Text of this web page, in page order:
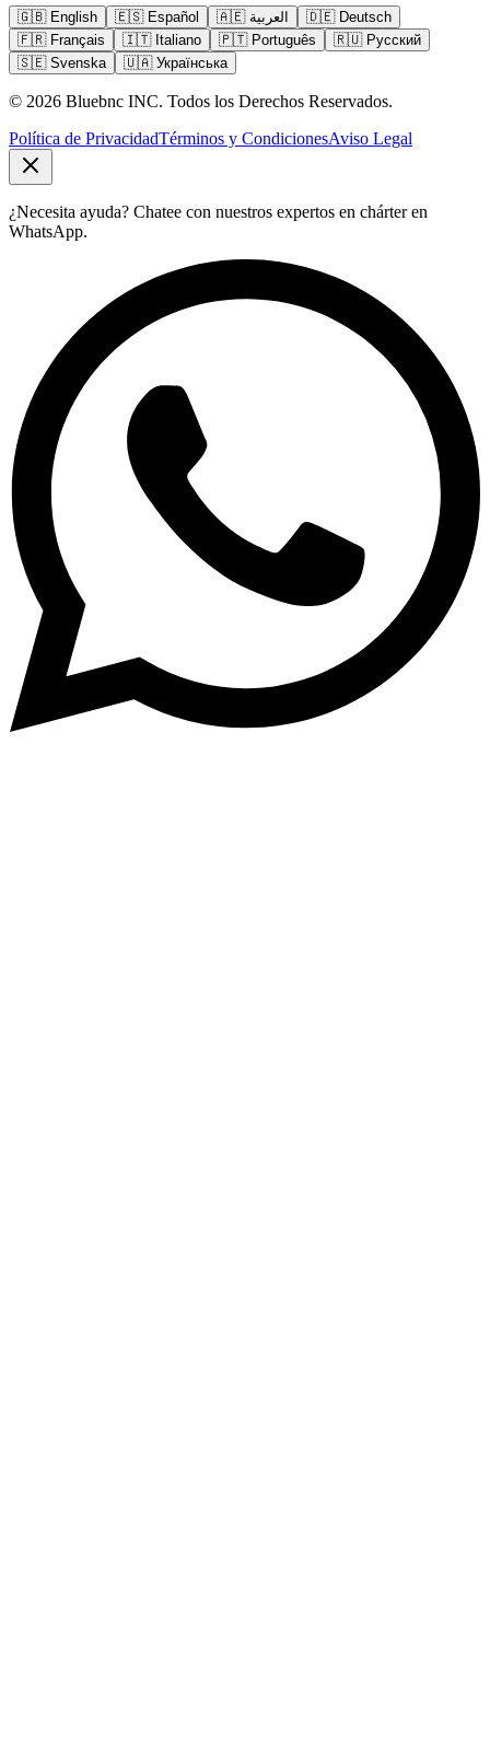
🇬🇧 English 🇪🇸 Español 🇦🇪 العربية 🇩🇪 Deutsch
🇫🇷 Français 🇮🇹 Italiano 🇵🇹 Português 🇷🇺 Русский
🇸🇪 Svenska 🇺🇦 Українська
© 2026 Bluebnc INC. Todos los Derechos Reservados.
Política de PrivacidadTérminos y CondicionesAviso Legal
¿Necesita ayuda? Chatee con nuestros expertos en chárter en
WhatsApp.